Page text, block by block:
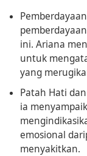
ini. Ariana
untuk
yang
Patah Hati
ia
emosional
menyakitkan.